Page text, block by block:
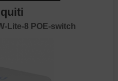
Lite-8 POE-switch